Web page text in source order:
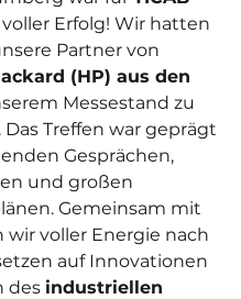
Erfolg! Wir hatten
Partner von
(HP) aus den
Messestand zu
Treffen war geprägt
Gesprächen,
und großen
Gemeinsam mit
wir voller Energie nach
auf Innovationen
des industriellen